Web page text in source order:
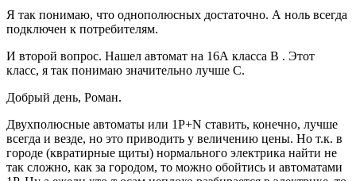
Я так понимаю, что однополюсных достаточно. А ноль всегда
подключен к потребителям.
И второй вопрос. Нашел автомат на 16А класса В . Этот
класс, я так понимаю значительно лучше С.
Добрый день, Роман.
Двухполюсные автоматы или 1Р+N ставить, конечно, лучше
всегда и везде, но это приводить у величению цены. Но т.к. в
городе (квратирные щиты) нормального электрика найти не
так сложно, как за городом, то можно обойтись и автоматами